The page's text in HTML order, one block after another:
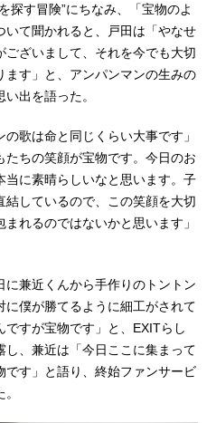
探す冒険”にちなみ、「宝物のよ
いて聞かれると、戸田は「やなせ
ざいまして、それを今でも大切
ます」と、アンパンマンの生みの
出を語った。
歌は命と同じくらい大事です」
たちの笑顔が宝物です。今日のお
に素晴らしいなと思います。子
結しているので、この笑顔を大切
れるのではないかと思います」
兼近くんから手作りのトントン
僕が勝てるように細工がされて
すが宝物です」と、EXITらし
、兼近は「今日ここに集まって
です」と語り、終始ファンサービ